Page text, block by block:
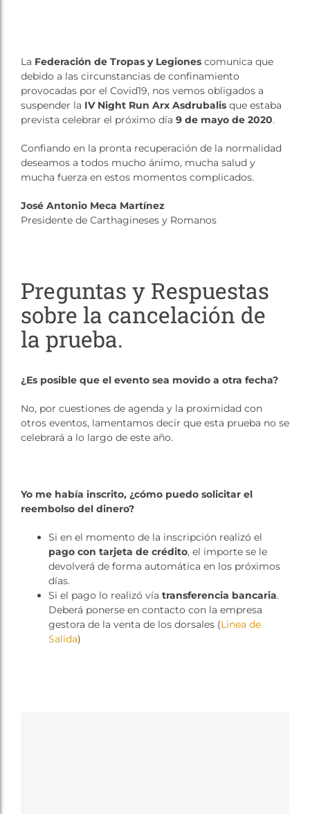
La Federación de Tropas y Legiones comunica que
debido a las circunstancias de confinamiento
provocadas por el Covid19, nos vemos obligados a
suspender la IV Night Run Arx Asdrubalis que estaba
prevista celebrar el próximo día 9 de mayo de 2020.
Confiando en la pronta recuperación de la normalidad
deseamos a todos mucho ánimo, mucha salud y
mucha fuerza en estos momentos complicados.
José Antonio Meca Martínez
Presidente de Carthagineses y Romanos
Preguntas y Respuestas
sobre la cancelación de
la prueba.
¿Es posible que el evento sea movido a otra fecha?
No, por cuestiones de agenda y la proximidad con
otros eventos, lamentamos decir que esta prueba no se
celebrará a lo largo de este año.
Yo me había inscrito, ¿cómo puedo solicitar el
reembolso del dinero?
Si en el momento de la inscripción realizó el
pago con tarjeta de crédito, el importe se le
devolverá de forma automática en los próximos
días.
Si el pago lo realizó vía transferencia bancaria.
Deberá ponerse en contacto con la empresa
gestora de la venta de los dorsales (Linea de
Salida)